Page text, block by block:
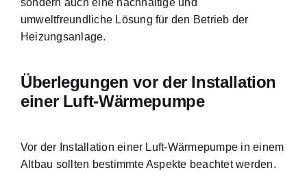
sondern auch eine nachhaltige und
umweltfreundliche Lösung für den Betrieb der
Heizungsanlage.
Überlegungen vor der Installation
einer Luft-Wärmepumpe
Vor der Installation einer Luft-Wärmepumpe in einem
Altbau sollten bestimmte Aspekte beachtet werden.